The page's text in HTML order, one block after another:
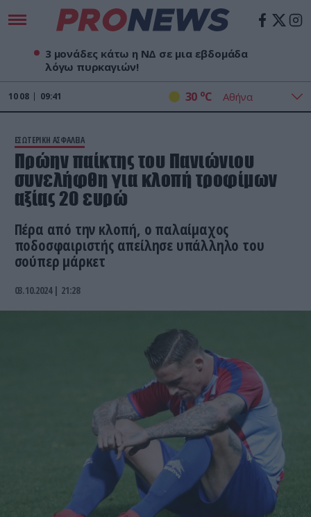
3 μονάδες κάτω η ΝΔ σε μια εβδομάδα
λόγω πυρκαγιών!
10 08 09:41 30 oC
ΕΣΩΤΕΡΙΚΗ ΑΣΦΑΛΕΙΑ
Πρώην παίκτης του Πανιώνιου
συνελήφθη για κλοπή τροφίμων
αξίας 20 ευρώ
Πέρα από την κλοπή, ο παλαίμαχος
ποδοσφαιριστής απείλησε υπάλληλο του
σούπερ μάρκετ
03.10.2024 | 21:28